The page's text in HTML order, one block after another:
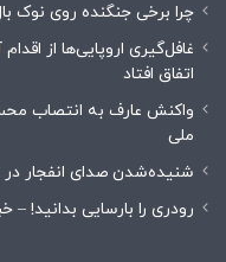
چرا برخی جنگنده روی نوک
غافل‌گیری اروپایی‌ها از
اتفاق افتاد
واکنش عارف به انتصاب
ملی
شنیده‌شدن صدای انفجار در
رودری را بارسایی بدانید! –